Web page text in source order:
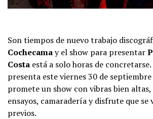
Son tiempos de nuevo trabajo
Cochecamay el show para presentar
Costa está a solo horas de concretarse.
presenta este viernes 30 de
promete un show con vibras bien
ensayos, camaradería y disfrute que se
previos.